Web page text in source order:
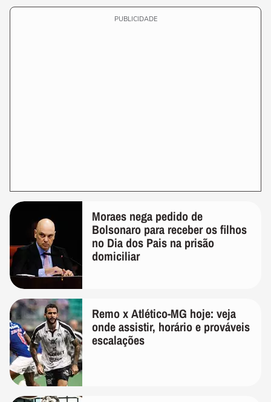
PUBLICIDADE
Moraes nega pedido de
Bolsonaro para receber os filhos
no Dia dos Pais na prisão
domiciliar
Remo x Atlético-MG hoje: veja
onde assistir, horário e prováveis
escalações